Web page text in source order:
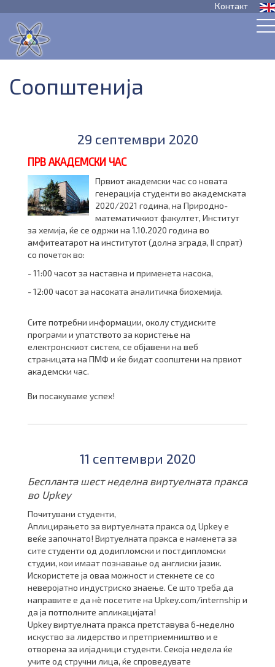
Контакт
Соопштенија
29 септември 2020
ПРВ АКАДЕМСКИ ЧАС
Првиот академски час со новата
генерација студенти во академската
2020/2021 година, на Природно-
математичкиот факултет, Институт
за хемија, ќе се одржи на 1.10.2020 година во
амфитеатарот на институтот (долна зграда, II спрат)
со почеток во:
- 11:00 часот за наставна и применета насока,
- 12:00 часот за насоката аналитичка биохемија.
Сите потребни информации, околу студиските
програми и упатството за користење на
електронскиот систем, се обjавени на веб
страницата на ПМФ и ќе бидат соопштени на првиот
академски час.
Ви посакуваме успех!
11 септември 2020
Беспланта шест неделна виртуелната пракса
во Upkey
Почитувани студенти,
Аплицирањето за виртуелната пракса од Upkey е
веќе започнато! Виртуелната пракса е наменета за
сите студенти од додипломски и постдипломски
студии, кои имаат познавање од англиски јазик.
Искористете ја оваа можност и стекнете се со
неверојатно индустриско знаење. Се што треба да
направите е да нѐ посетите на Upkey.com/internship и
да ја потполните апликацијата!
Upkey виртуелната пракса претставува 6-неделно
искуство за лидерство и претприемништво и е
отворена за илјадници студенти. Секоја недела ќе
учите од стручни лица, ќе спроведувате